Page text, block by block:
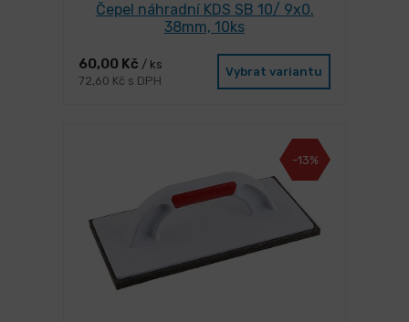
Čepel náhradní KDS SB 10/ 9x0.
38mm, 10ks
60,00 Kč / ks
72,60 Kč s DPH
Vybrat variantu
-13%